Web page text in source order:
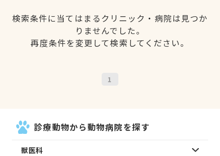
検索条件に当てはまるクリニック・病院は見つか
りませんでした。
再度条件を変更して検索してください。
1
診療動物から動物病院を探す
獣医科